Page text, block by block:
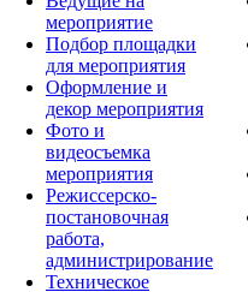
мероприятие
Подбор площадки
для мероприятия
Оформление и
декор мероприятия
Фото и
видеосъемка
мероприятия
Режиссерско-
постановочная
работа,
администрирование
Техническое